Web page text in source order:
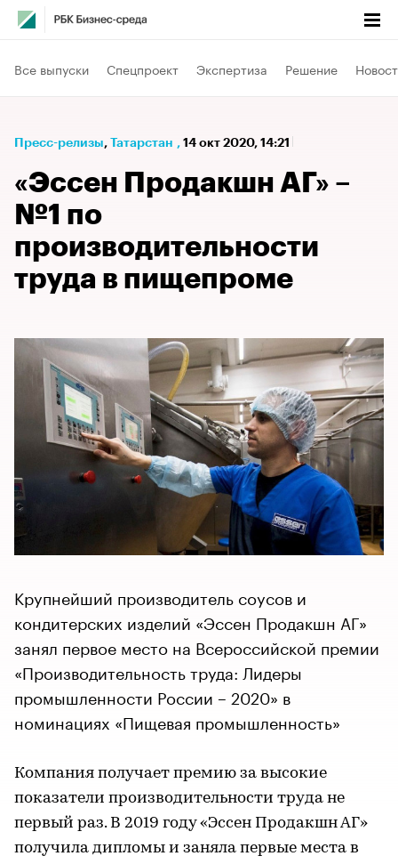
Все выпуски Спецпроект Экспертиза Решение
Пресс-релизы⁠, Татарстан , 14 окт 2020, 14:21
«Эссен Продакшн АГ» –
№1 по
производительности
труда в пищепроме
Крупнейший производитель соусов и
кондитерских изделий «Эссен Продакшн АГ»
занял первое место на Всероссийской премии
«Производительность труда: Лидеры
промышленности России – 2020» в
номинациях «Пищевая промышленность»
Компания получает премию за высокие
показатели производительности труда не
первый раз. В 2019 году «Эссен Продакшн АГ»
получила дипломы и заняла первые места в